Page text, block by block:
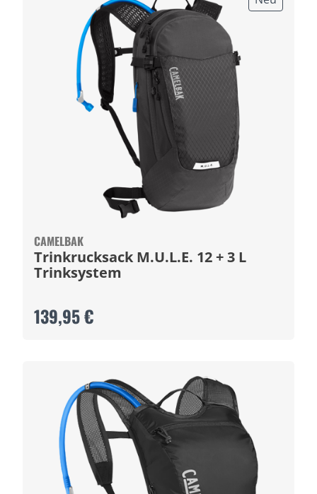
CAMELBAK
Trinkrucksack M.U.L.E. 12 + 3 L
Trinksystem
139,95 €